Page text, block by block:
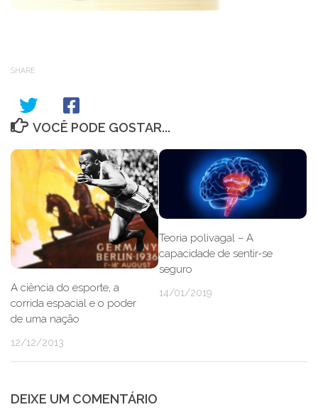
SHARE
VOCÊ PODE GOSTAR...
A ciência do esporte, a
corrida espacial e o poder
de uma nação
12/12/2013
Teoria polivagal – A
capacidade de sentir-se
seguro
14/01/2019
DEIXE UM COMENTÁRIO